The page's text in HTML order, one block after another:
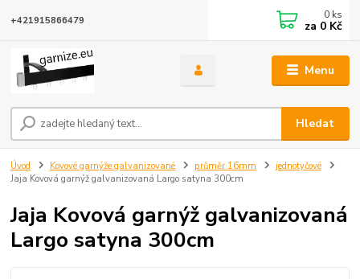
Menu
Hledat
+421915866479 0 ks
za 0 Kč
Úvod Kovové garnýže galvanizované průměr 16mm
jednotyčové
Jaja Kovová garnýž galvanizovaná Largo satyna 300cm
Jaja Kovová garnýž galvanizovaná
Largo satyna 300cm